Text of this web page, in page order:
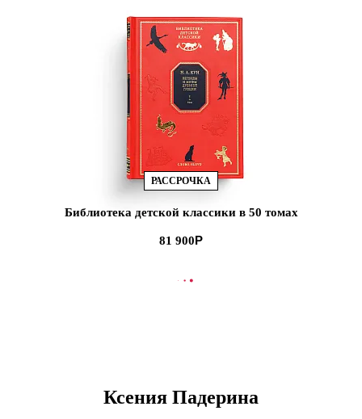
РАССРОЧКА
Библиотека детской классики в 50 томах
81 900
В КОРЗИНУ
Ксения Падерина